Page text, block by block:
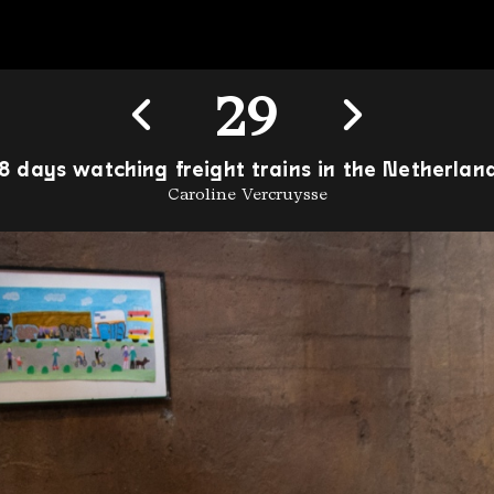
29
days watching freight trains in the
Caroline Vercruysse